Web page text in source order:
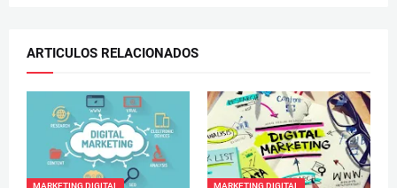
ARTICULOS RELACIONADOS
MARKETING DIGITAL MARKETING DIGITAL